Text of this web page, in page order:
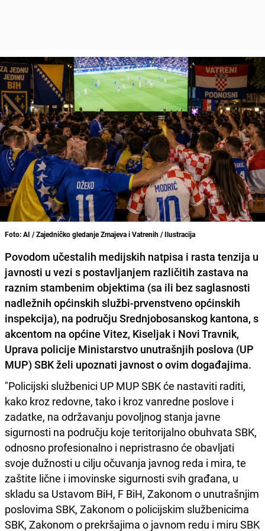
Foto: AI / Zajedničko gledanje Zmajeva i Vatrenih / Ilustracija
Povodom učestalih medijskih natpisa i rasta tenzija u
javnosti u vezi s postavljanjem različitih zastava na
raznim stambenim objektima (sa ili bez saglasnosti
nadležnih općinskih službi-prvenstveno općinskih
inspekcija), na području Srednjobosanskog kantona, s
akcentom na općine Vitez, Kiseljak i Novi Travnik,
Uprava policije Ministarstvo unutrašnjih poslova (UP
MUP) SBK želi upoznati javnost o ovim događajima.
"Policijski službenici UP MUP SBK će nastaviti raditi,
kako kroz redovne, tako i kroz vanredne poslove i
zadatke, na održavanju povoljnog stanja javne
sigurnosti na području koje teritorijalno obuhvata SBK,
odnosno profesionalno i nepristrasno će obavljati
svoje dužnosti u cilju očuvanja javnog reda i mira, te
zaštite lične i imovinske sigurnosti svih građana, u
skladu sa Ustavom BiH, F BiH, Zakonom o unutrašnjim
poslovima SBK, Zakonom o policijskim službenicima
SBK, Zakonom o prekršajima o javnom redu i miru SBK